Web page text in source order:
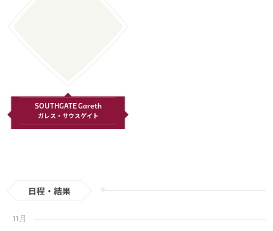
SOUTHGATE Gareth
ガレス・サウスゲイト
日程・結果
11月